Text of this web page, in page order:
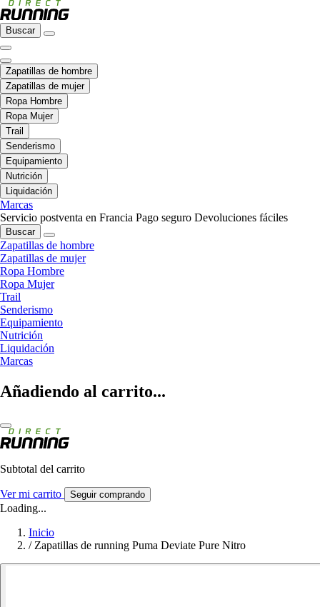
Buscar
Zapatillas de hombre
Zapatillas de mujer
Ropa Hombre
Ropa Mujer
Trail
Senderismo
Equipamiento
Nutrición
Liquidación
Marcas
Servicio postventa en Francia Pago seguro Devoluciones fáciles
Buscar
Zapatillas de hombre
Zapatillas de mujer
Ropa Hombre
Ropa Mujer
Trail
Senderismo
Equipamiento
Nutrición
Liquidación
Marcas
Añadiendo al carrito...
Subtotal del carrito
Ver mi carrito Seguir comprando
Loading...
Inicio
/ Zapatillas de running Puma Deviate Pure Nitro